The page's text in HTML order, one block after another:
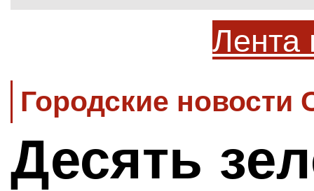
Лента
Городские новости
Десять